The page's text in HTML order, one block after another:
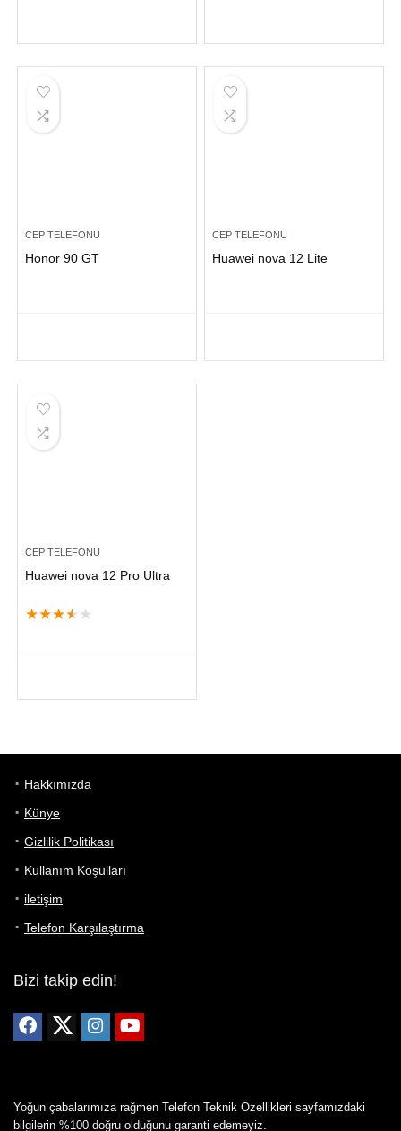
CEP TELEFONU
Honor 90 GT
CEP TELEFONU
Huawei nova 12 Lite
CEP TELEFONU
Huawei nova 12 Pro Ultra
★★★★ ★
Hakkımızda
Künye
Gizlilik Politikası
Kullanım Koşulları
iletişim
Telefon Karşılaştırma
Bizi takip edin!
Yoğun çabalarımıza rağmen Telefon Teknik Özellikleri sayfamızdaki
bilgilerin %100 doğru olduğunu garanti edemeyiz.